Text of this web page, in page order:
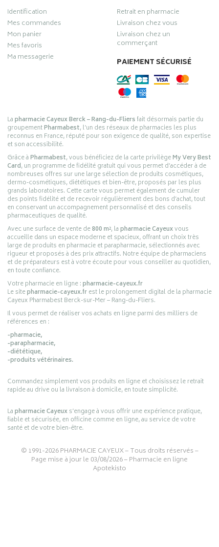
Identification
Mes commandes
Mon panier
Mes favoris
Ma messagerie
Retrait en pharmacie
Livraison chez vous
Livraison chez un
commerçant
PAIEMENT SÉCURISÉ
Lapharmacie Cayeux Berck – Rang-du-Fliersfait désormais partie du
groupementPharmabest, l’un des réseaux de pharmacies les plus
reconnus en France, réputé pour son exigence de qualité, son expertise
et son accessibilité.
Grâce àPharmabest, vous bénéficiez de la carte privilègeMy Very Best
Card, un programme de fidélité gratuit qui vous permet d’accéder à de
nombreuses offres sur une large sélection de produits cosmétiques,
dermo-cosmétiques, diététiques et bien-être, proposés par les plus
grands laboratoires. Cette carte vous permet également de cumuler
des points fidélité et de recevoir régulièrement des bons d’achat, tout
en conservant un accompagnement personnalisé et des conseils
pharmaceutiques de qualité.
Avec une surface de vente de800 m², lapharmacie Cayeuxvous
accueille dans un espace moderne et spacieux, offrant un choix très
large de produits en pharmacie et parapharmacie, sélectionnés avec
rigueur et proposés à des prix attractifs. Notre équipe de pharmaciens
et de préparateurs est à votre écoute pour vous conseiller au quotidien,
en toute confiance.
Votre pharmacie en ligne :pharmacie-cayeux.fr
Le sitepharmacie-cayeux.frest le prolongement digital de la pharmacie
Cayeux Pharmabest Berck-sur-Mer – Rang-du-Fliers.
Il vous permet de réaliser vos achats en ligne parmi des milliers de
références en :
-pharmacie,
-parapharmacie,
-diététique,
-produits vétérinaires.
Commandez simplement vos produits en ligne et choisissez le retrait
rapide au drive ou la livraison à domicile, en toute simplicité.
Lapharmacie Cayeuxs’engage à vous offrir une expérience pratique,
fiable et sécurisée, en officine comme en ligne, au service de votre
santé et de votre bien-être.
© 1991-2026PHARMACIE CAYEUX– Tous droits réservés –
Page mise à jour le 03/08/2026 –Pharmacie en ligne
Apotekisto